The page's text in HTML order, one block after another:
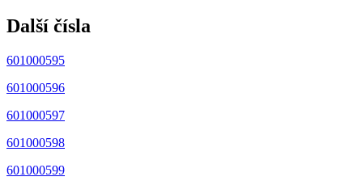
Další čísla
601000595
601000596
601000597
601000598
601000599